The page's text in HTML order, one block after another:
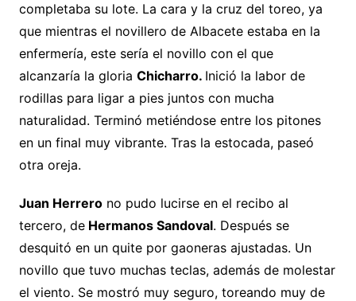
completaba su lote. La cara y la cruz del toreo, ya
que mientras el novillero de Albacete estaba en la
enfermería, este sería el novillo con el que
alcanzaría la gloria Chicharro. Inició la labor de
rodillas para ligar a pies juntos con mucha
naturalidad. Terminó metiéndose entre los pitones
en un final muy vibrante. Tras la estocada, paseó
otra oreja.
Juan Herrerono pudo lucirse en el recibo al
tercero, deHermanos Sandoval. Después se
desquitó en un quite por gaoneras ajustadas. Un
novillo que tuvo muchas teclas, además de molestar
el viento. Se mostró muy seguro, toreando muy de